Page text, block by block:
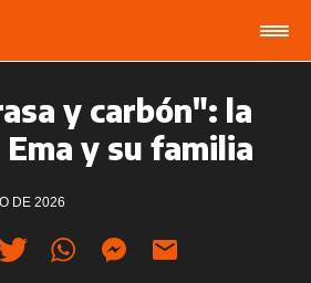
y carbón": la
y su familia
DE 2026